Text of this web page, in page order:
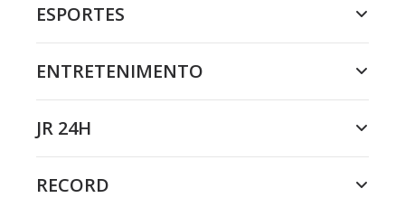
ESPORTES
ENTRETENIMENTO
JR 24H
RECORD